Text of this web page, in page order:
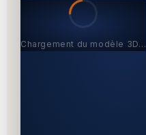
Chargement du modèle 3D…